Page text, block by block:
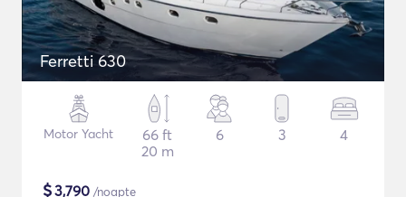
Ferretti 630
Motor Yacht
66 ft
20 m
6 3 4
$3,790 /noapte